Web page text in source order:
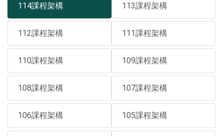
114課程架構 113課程架構
112課程架構 111課程架構
110課程架構 109課程架構
108課程架構 107課程架構
106課程架構 105課程架構